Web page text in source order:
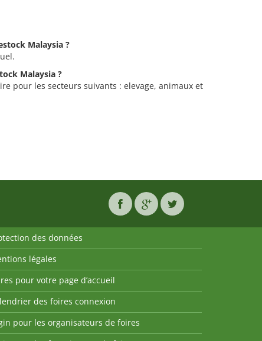
Malaysia ?
Malaysia ?
pour les secteurs suivants : elevage, animaux et
des données
légales
pour votre page d’accueil
des foires connexion
pour les organisateurs de foires